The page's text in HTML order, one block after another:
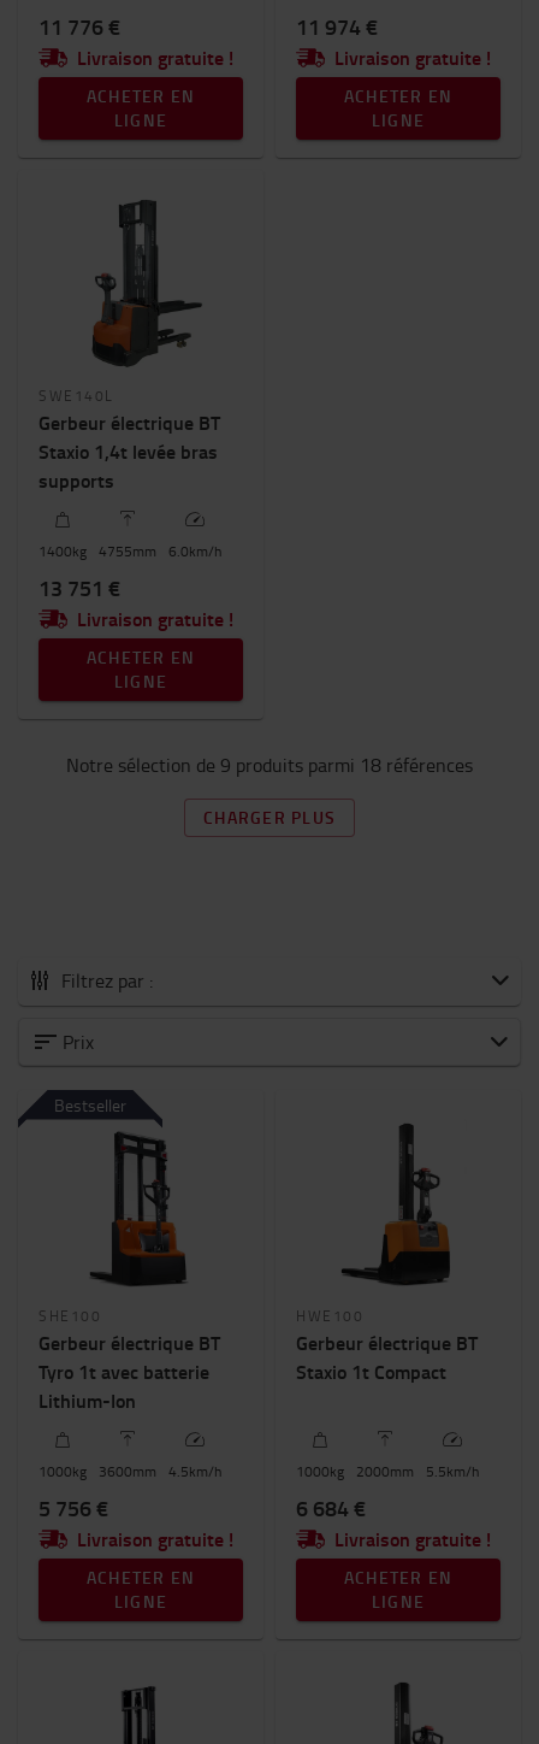
11 776 €
Livraison gratuite !
ACHETER EN
LIGNE
11 974 €
Livraison gratuite !
ACHETER EN
LIGNE
SWE140L
Gerbeur électrique BT
Staxio 1,4t levée bras
supports
1400kg 4755mm 6.0km/h
13 751 €
Livraison gratuite !
ACHETER EN
LIGNE
Notre sélection de 9 produits parmi 18 références
CHARGER PLUS
Filtrez par :
Tous les Gerbeurs électriques
Autoporté
Avec conducteur porté debout
Capacité nominale
Hauteur de levée (mm)
6000mm
Prix
Hauteur du chariot
2400mm
Prix
Bestseller
SHE100
Gerbeur électrique BT
Tyro 1t avec batterie
Lithium-Ion
1000kg 3600mm 4.5km/h
5 756 €
Livraison gratuite !
ACHETER EN
LIGNE
HWE100
Gerbeur électrique BT
Staxio 1t Compact
1000kg 2000mm 5.5km/h
6 684 €
Livraison gratuite !
ACHETER EN
LIGNE